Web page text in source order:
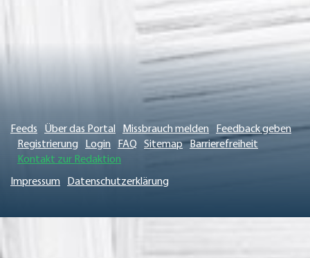
Feeds Über das Portal Missbrauch melden
Feedback geben
Registrierung
Login FAQ Sitemap
Barrierefreiheit
Kontakt zur Redaktion
Impressum
Datenschutzerklärung